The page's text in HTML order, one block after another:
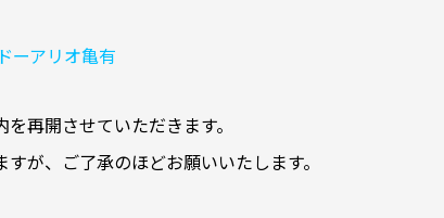
ーアリオ亀有
再開させていただきます。
が、ご了承のほどお願いいたします。